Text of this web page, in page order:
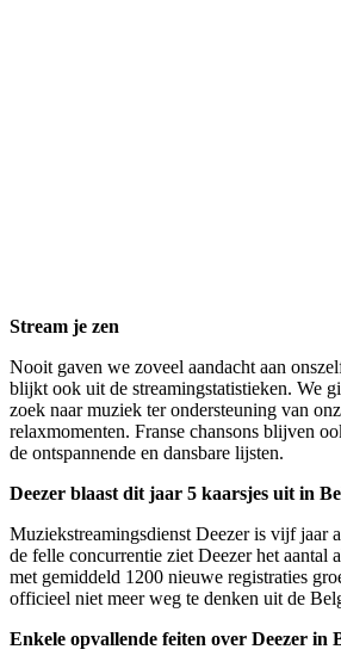
Stream je zen
Nooit gaven we zoveel aandacht aan
blijkt ook uit de streamingstatistieken. We
zoek naar muziek ter ondersteuning van
relaxmomenten. Franse chansons blijven
de ontspannende en dansbare lijsten.
Deezer blaast dit jaar 5 kaarsjes uit in
Muziekstreamingsdienst Deezer is vijf jaar
de felle concurrentie ziet Deezer het aantal
met gemiddeld 1200 nieuwe registraties
officieel niet meer weg te denken uit de
Enkele opvallende feiten over Deezer in